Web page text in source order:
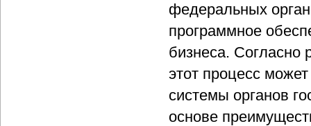
федеральных
программное
бизнеса. Согласно
этот процесс
системы органов
основе